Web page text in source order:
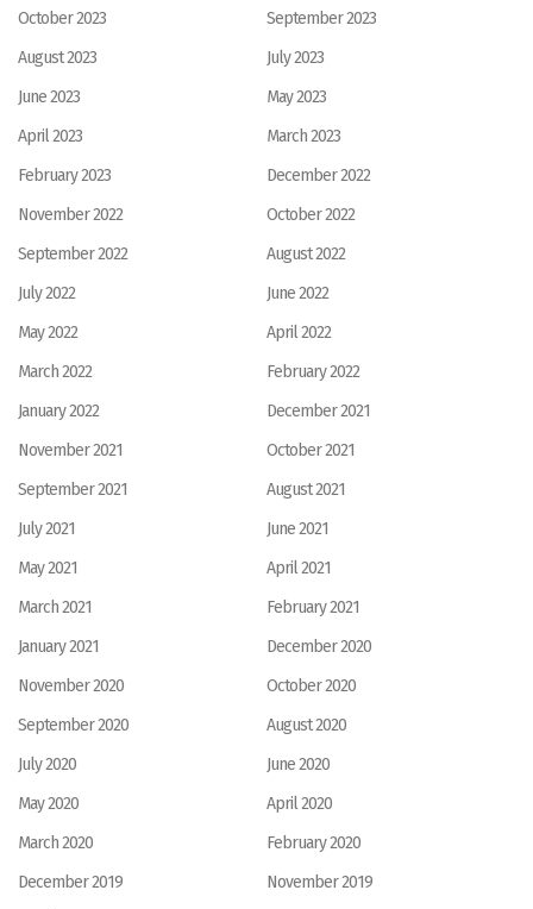
October 2023
September 2023
August 2023
July 2023
June 2023
May 2023
April 2023
March 2023
February 2023
December 2022
November 2022
October 2022
September 2022
August 2022
July 2022
June 2022
May 2022
April 2022
March 2022
February 2022
January 2022
December 2021
November 2021
October 2021
September 2021
August 2021
July 2021
June 2021
May 2021
April 2021
March 2021
February 2021
January 2021
December 2020
November 2020
October 2020
September 2020
August 2020
July 2020
June 2020
May 2020
April 2020
March 2020
February 2020
December 2019
November 2019